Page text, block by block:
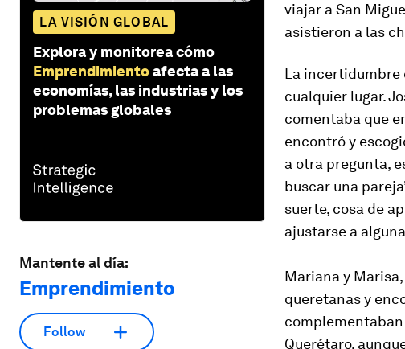
LA VISIÓN GLOBAL
Explora y monitorea cómo
Emprendimientoafecta a las
economías, las industrias y los
problemas globales
Mantente al día:
Emprendimiento
Follow
viajar a San
asistieron a las
La incertidumbre
cualquier lugar.
comentaba que
encontró y
a otra pregunta,
buscar una
suerte, cosa de
ajustarse a
Mariana y
queretanas y
complementaban
Querétaro,